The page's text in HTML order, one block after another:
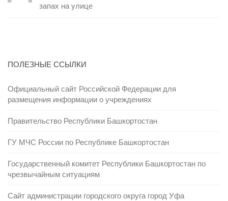
запах на улице
ПОЛЕЗНЫЕ ССЫЛКИ
Официальный сайт Российской Федерации для
размещения информации о учреждениях
Правительство Республики Башкортостан
ГУ МЧС России по Республике Башкортостан
Государственный комитет Республики Башкортостан по
чрезвычайным ситуациям
Сайт администрации городского округа город Уфа